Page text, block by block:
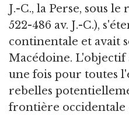
J.-C., la Perse, sous le
522-486 av. J.-C.),
continentale et avait
Macédoine.
une fois pour toutes
rebelles
frontière occidentale